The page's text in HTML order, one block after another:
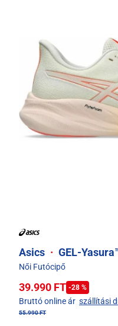
Asics · GEL-
Női Futócipő
39.990 FT -28 %
Bruttó online ár szállítási
55.990 FT